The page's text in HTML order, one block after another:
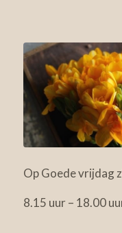
Op Goede vrijdag
8.15 uur – 18.00